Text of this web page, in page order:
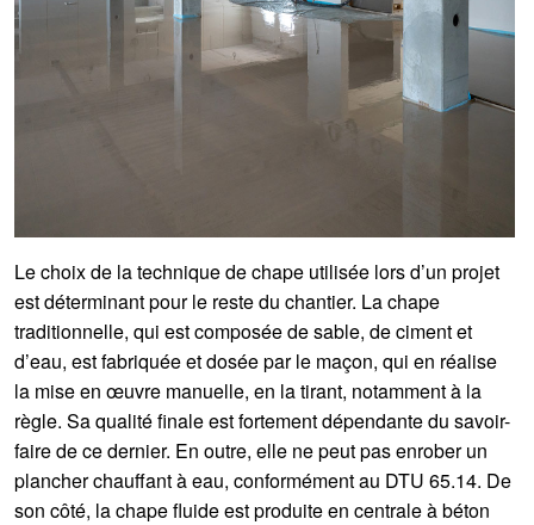
Le choix de la technique de chape utilisée lors d’un projet
est déterminant pour le reste du chantier. La chape
traditionnelle, qui est composée de sable, de ciment et
d’eau, est fabriquée et dosée par le maçon, qui en réalise
la mise en œuvre manuelle, en la tirant, notamment à la
règle. Sa qualité finale est fortement dépendante du savoir-
faire de ce dernier. En outre, elle ne peut pas enrober un
plancher chauffant à eau, conformément au DTU 65.14. De
son côté, la chape fluide est produite en centrale à béton